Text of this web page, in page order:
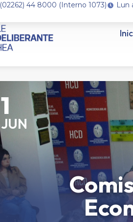
(02262) 44 8000 (Interno 1073) Lun
1
JUN